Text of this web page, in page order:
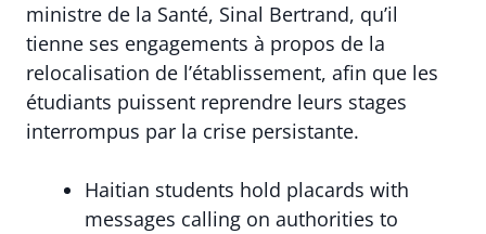
ministre de la Santé, Sinal Bertrand, qu’il
tienne ses engagements à propos de la
relocalisation de l’établissement, afin que les
étudiants puissent reprendre leurs stages
interrompus par la crise persistante.
Haitian students hold placards with
messages calling on authorities to